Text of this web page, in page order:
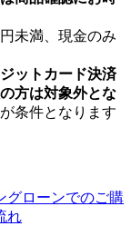
未満、現金のみ
ットカード決済
方は対象外とな
条件となります
グローンでのご購
れ